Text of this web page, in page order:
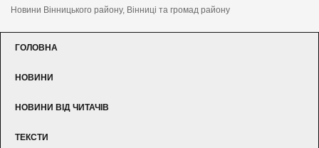
Новини Вінницького району, Вінниці та громад району
ГОЛОВНА
НОВИНИ
НОВИНИ ВІД ЧИТАЧІВ
ТЕКСТИ